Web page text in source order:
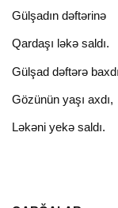
Gülşadın dəftərinə
Qardaşı ləkə saldı.
Gülşad dəftərə
Gözünün yaşı axdı,
Ləkəni yekə saldı.